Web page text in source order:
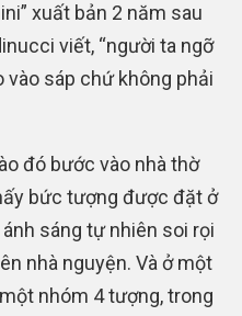
xuất bản 2 năm sau
viết, “người ta ngỡ
sáp chứ không phải
đó bước vào nhà thờ
bức tượng được đặt ở
sáng tự nhiên soi rọi
nhà nguyện. Và ở một
nhóm 4 tượng, trong